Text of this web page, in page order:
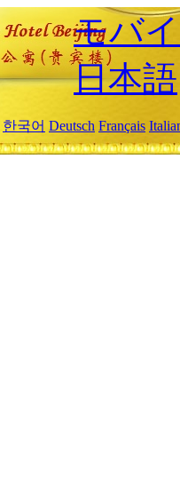
モバ
日本語
한국어 Deutsch Français